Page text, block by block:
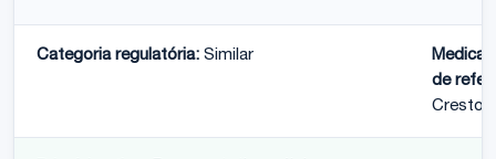
Categoria regulatória: Similar
de
Crestor